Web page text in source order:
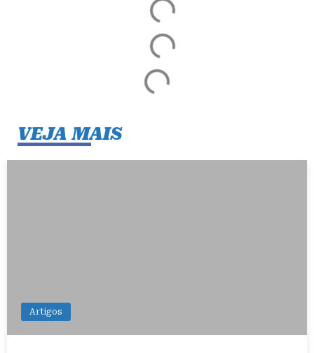
VEJA MAIS
Artigos